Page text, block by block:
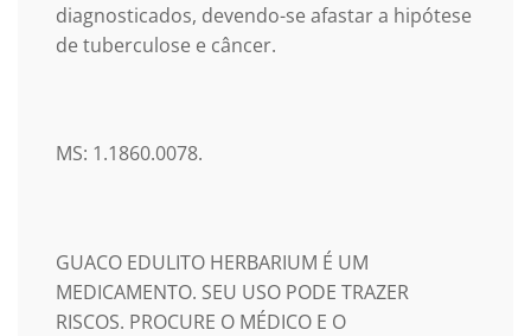
diagnosticados, devendo-se afastar a hipótese
de tuberculose e câncer.
MS: 1.1860.0078.
GUACO EDULITO HERBARIUM É UM
MEDICAMENTO. SEU USO PODE TRAZER
RISCOS. PROCURE O MÉDICO E O